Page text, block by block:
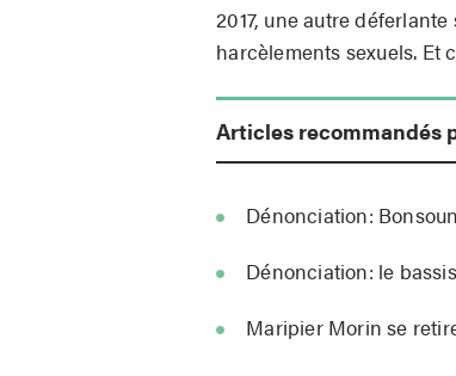
2017, une autre
harcèlements sexuels. Et
Articles recommandés
Dénonciation:
Dénonciation: le
Maripier Morin se